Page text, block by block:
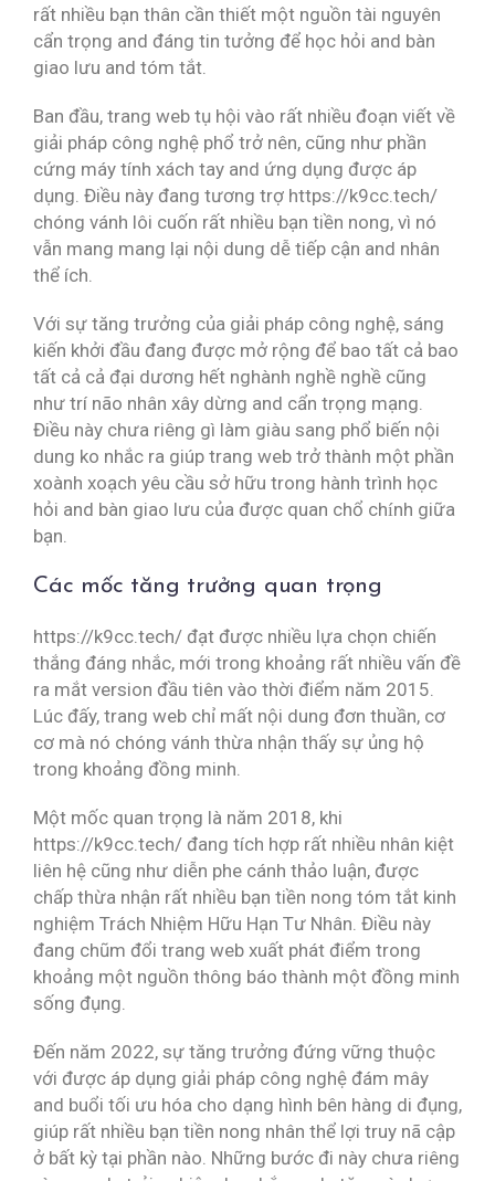
rất nhiều bạn thân cần thiết một nguồn tài nguyên
cẩn trọng and đáng tin tưởng để học hỏi and bàn
giao lưu and tóm tắt.
Ban đầu, trang web tụ hội vào rất nhiều đoạn viết về
giải pháp công nghệ phổ trở nên, cũng như phần
cứng máy tính xách tay and ứng dụng được áp
dụng. Điều này đang tương trợ https://k9cc.tech/
chóng vánh lôi cuốn rất nhiều bạn tiền nong, vì nó
vẫn mang mang lại nội dung dễ tiếp cận and nhân
thể ích.
Với sự tăng trưởng của giải pháp công nghệ, sáng
kiến khởi đầu đang được mở rộng để bao tất cả bao
tất cả cả đại dương hết nghành nghề nghề cũng
như trí não nhân xây dừng and cẩn trọng mạng.
Điều này chưa riêng gì làm giàu sang phổ biến nội
dung ko nhắc ra giúp trang web trở thành một phần
xoành xoạch yêu cầu sở hữu trong hành trình học
hỏi and bàn giao lưu của được quan chổ chính giữa
bạn.
Các mốc tăng trưởng quan trọng
https://k9cc.tech/ đạt được nhiều lựa chọn chiến
thắng đáng nhắc, mới trong khoảng rất nhiều vấn đề
ra mắt version đầu tiên vào thời điểm năm 2015.
Lúc đấy, trang web chỉ mất nội dung đơn thuần, cơ
cơ mà nó chóng vánh thừa nhận thấy sự ủng hộ
trong khoảng đồng minh.
Một mốc quan trọng là năm 2018, khi
https://k9cc.tech/ đang tích hợp rất nhiều nhân kiệt
liên hệ cũng như diễn phe cánh thảo luận, được
chấp thừa nhận rất nhiều bạn tiền nong tóm tắt kinh
nghiệm Trách Nhiệm Hữu Hạn Tư Nhân. Điều này
đang chũm đổi trang web xuất phát điểm trong
khoảng một nguồn thông báo thành một đồng minh
sống đụng.
Đến năm 2022, sự tăng trưởng đứng vững thuộc
với được áp dụng giải pháp công nghệ đám mây
and buổi tối ưu hóa cho dạng hình bên hàng di đụng,
giúp rất nhiều bạn tiền nong nhân thể lợi truy nã cập
ở bất kỳ tại phần nào. Những bước đi này chưa riêng